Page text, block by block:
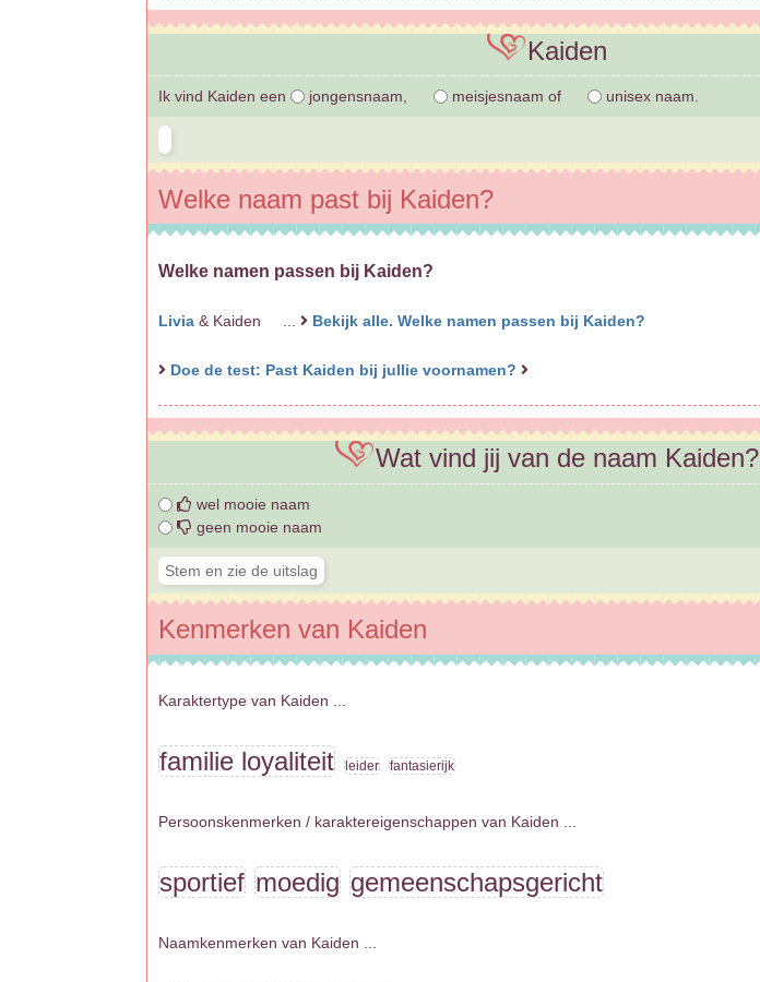
Kaiden
Ik vind Kaiden een jongensnaam, meisjesnaam of unisex naam.
Welke naam past bij Kaiden?
Welke namen passen bij Kaiden?
Livia & Kaiden ... Bekijk alle. Welke namen passen bij Kaiden?
Doe de test: Past Kaiden bij jullie voornamen?
Wat vind jij van de naam Kaiden?
wel mooie naam
geen mooie naam
Kenmerken van Kaiden
Karaktertype van Kaiden ...
familie loyaliteit leider fantasierijk
Persoonskenmerken / karaktereigenschappen van Kaiden ...
sportief moedig gemeenschapsgericht
Naamkenmerken van Kaiden ...